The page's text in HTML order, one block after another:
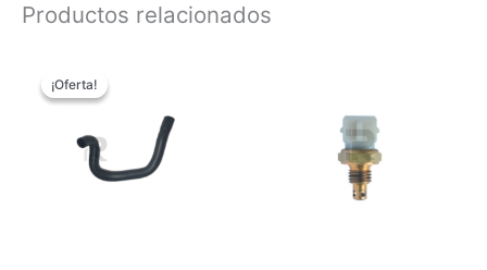
Productos relacionados
¡Oferta!
¡Oferta!
precio
original
$25.00.